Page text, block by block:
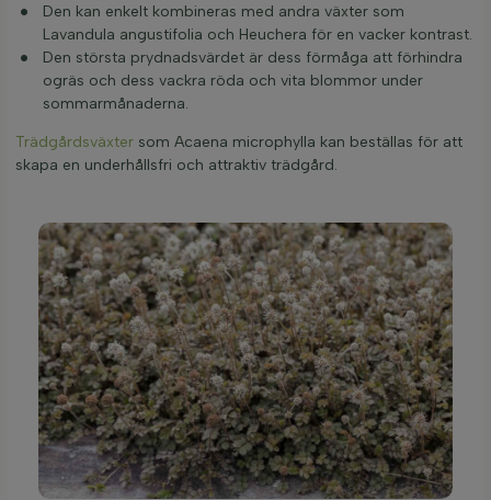
Den kan enkelt kombineras med andra växter som
Lavandula angustifolia och Heuchera för en vacker kontrast.
Den största prydnadsvärdet är dess förmåga att förhindra
ogräs och dess vackra röda och vita blommor under
sommarmånaderna.
Trädgårdsväxter som Acaena microphylla kan beställas för att
skapa en underhållsfri och attraktiv trädgård.